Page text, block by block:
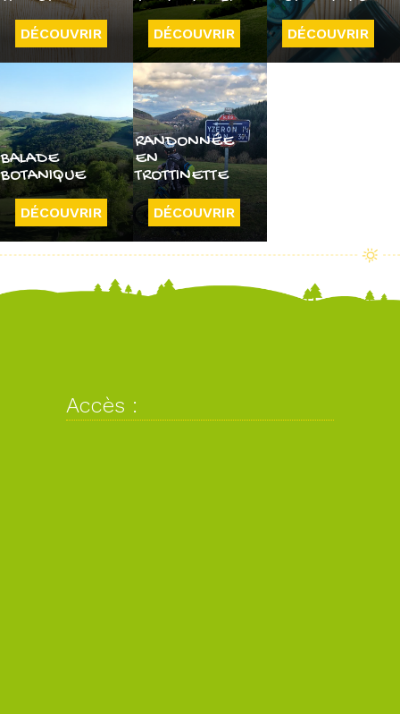
DÉCOUVRIR DÉCOUVRIR DÉCOUVRIR
BALADE
BOTANIQUE
DÉCOUVRIR
RANDONNÉE
EN
TROTTINETTE
DÉCOUVRIR
Accès :